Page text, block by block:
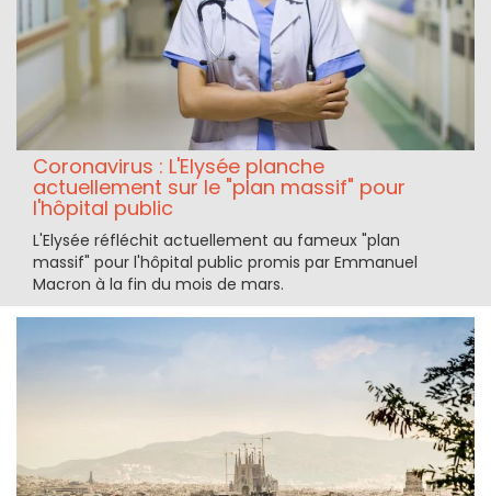
Coronavirus : L'Elysée planche
actuellement sur le "plan massif" pour
l'hôpital public
L'Elysée réfléchit actuellement au fameux "plan
massif" pour l'hôpital public promis par Emmanuel
Macron à la fin du mois de mars.